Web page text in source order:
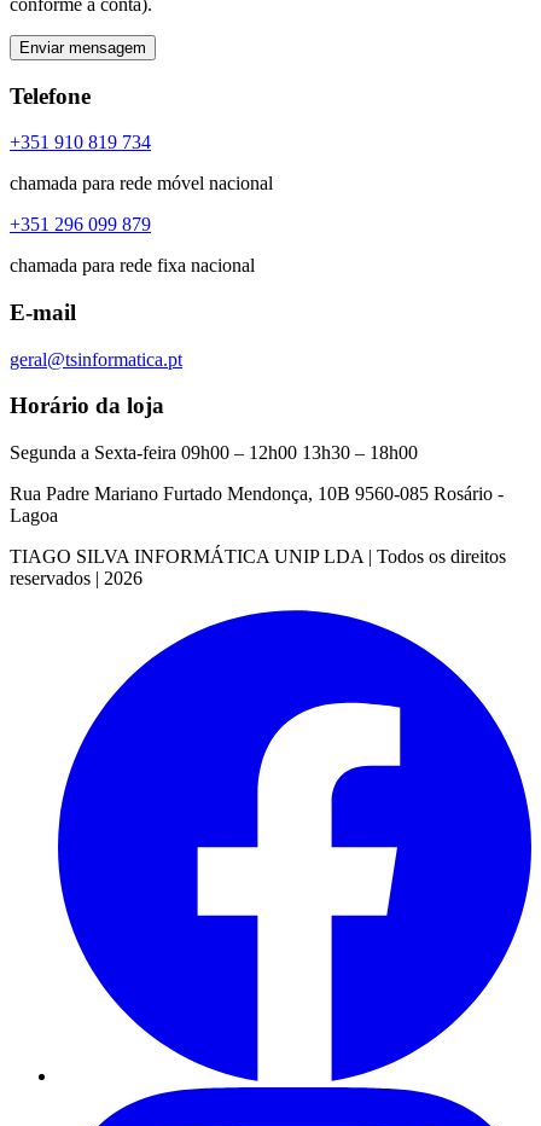
Enviar mensagem
Telefone
+351 910 819 734
chamada para rede móvel nacional
+351 296 099 879
chamada para rede fixa nacional
E-mail
geral@tsinformatica.pt
Horário da loja
Segunda a Sexta-feira 09h00 – 12h00 13h30 – 18h00
Rua Padre Mariano Furtado Mendonça, 10B 9560-085 Rosário -
Lagoa
TIAGO SILVA INFORMÁTICA UNIP LDA | Todos os direitos
reservados | 2026